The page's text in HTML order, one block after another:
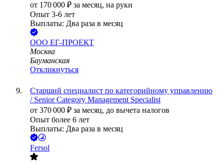
от 170 000 ₽ за месяц, на руки
Опыт 3-6 лет
Выплаты: Два раза в месяц
ООО ЕГ-ПРОЕКТ
Москва
Бауманская
Откликнуться
Старший специалист по категорийному управлению
/ Senior Category Management Specialist
от 370 000 ₽ за месяц, до вычета налогов
Опыт более 6 лет
Выплаты: Два раза в месяц
Fersol